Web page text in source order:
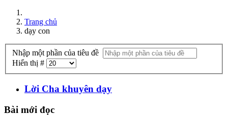
Trang chủ
dạy con
Nhập một phần của tiêu đề
Hiển thị #
Lời Cha khuyên dạy
Bài mới đọc